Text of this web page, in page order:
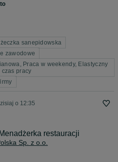
sanepidowska
zawodowe
Praca w weekendy, Elastyczny
czas pracy
o 12:35
restauracji
Sp. z o.o.